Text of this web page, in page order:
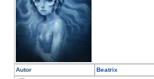
Autor Beatrix